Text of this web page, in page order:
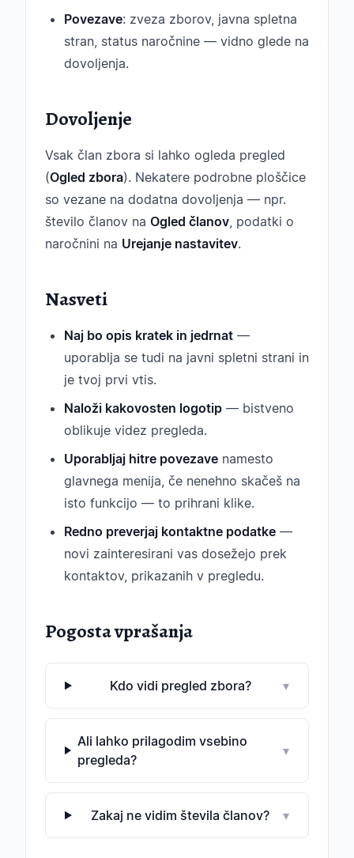
Povezave: zveza zborov, javna spletna
stran, status naročnine — vidno glede na
dovoljenja.
Dovoljenje
Vsak član zbora si lahko ogleda pregled
(Ogled zbora). Nekatere podrobne ploščice
so vezane na dodatna dovoljenja — npr.
število članov na Ogled članov, podatki o
naročnini na Urejanje nastavitev.
Nasveti
Naj bo opis kratek in jedrnat —
uporablja se tudi na javni spletni strani in
je tvoj prvi vtis.
Naloži kakovosten logotip — bistveno
oblikuje videz pregleda.
Uporabljaj hitre povezave namesto
glavnega menija, če nenehno skačeš na
isto funkcijo — to prihrani klike.
Redno preverjaj kontaktne podatke —
novi zainteresirani vas dosežejo prek
kontaktov, prikazanih v pregledu.
Pogosta vprašanja
Kdo vidi pregled zbora? ▾
Ali lahko prilagodim vsebino
pregleda?
▾
Zakaj ne vidim števila članov? ▾